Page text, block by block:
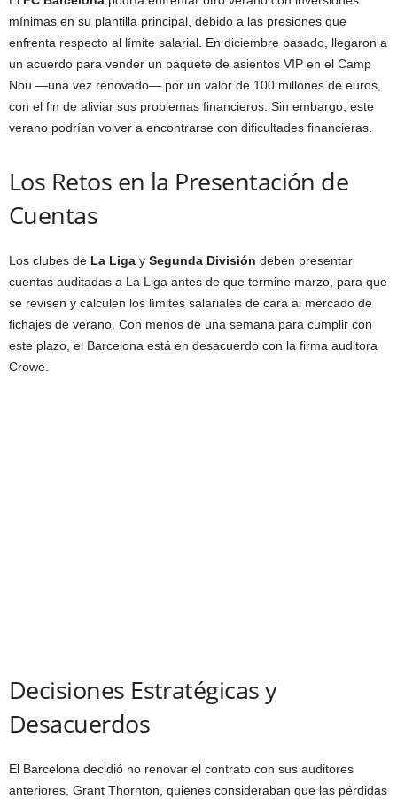
mínimas en su plantilla principal, debido a las presiones que
enfrenta respecto al límite salarial. En diciembre pasado, llegaron a
un acuerdo para vender un paquete de asientos VIP en el Camp
Nou —una vez renovado— por un valor de 100 millones de euros,
con el fin de aliviar sus problemas financieros. Sin embargo, este
verano podrían volver a encontrarse con dificultades financieras.
Los Retos en la Presentación de
Cuentas
Los clubes de La Liga y Segunda División deben presentar
cuentas auditadas a La Liga antes de que termine marzo, para que
se revisen y calculen los límites salariales de cara al mercado de
fichajes de verano. Con menos de una semana para cumplir con
este plazo, el Barcelona está en desacuerdo con la firma auditora
Crowe.
Decisiones Estratégicas y
Desacuerdos
El Barcelona decidió no renovar el contrato con sus auditores
anteriores, Grant Thornton, quienes consideraban que las pérdidas